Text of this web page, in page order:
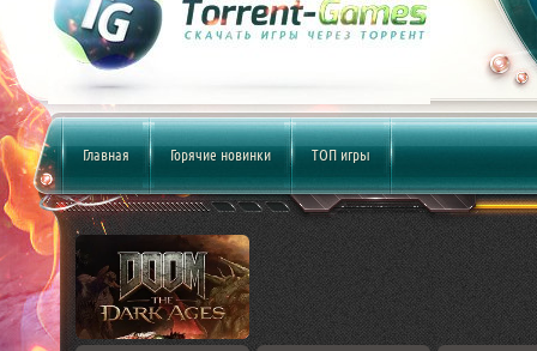
Главная Горячие новинки ТОП игры